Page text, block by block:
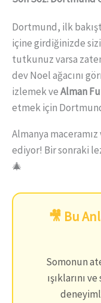
Dortmund, ilk
içine girdiğinizde sizi
tutkunuz varsa
dev Noel ağacını
izlemek veAlman
etmek için
Almanya
ediyor! Bir sonraki
🎄
🎥 Bu
Somonun
ışıklarını